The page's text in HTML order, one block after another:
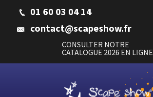
01 60 03 04 14
contact@scapeshow.fr
CONSULTER NOTRE
CATALOGUE 2026 EN LIGNE